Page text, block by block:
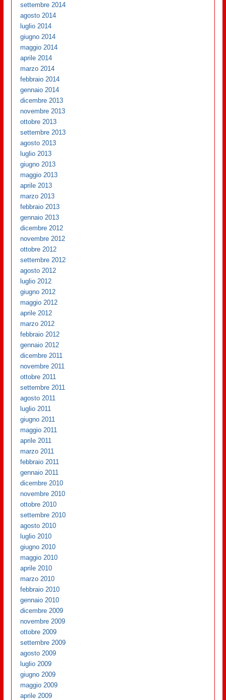
settembre 2014
agosto 2014
luglio 2014
giugno 2014
maggio 2014
aprile 2014
marzo 2014
febbraio 2014
gennaio 2014
dicembre 2013
novembre 2013
ottobre 2013
settembre 2013
agosto 2013
luglio 2013
giugno 2013
maggio 2013
aprile 2013
marzo 2013
febbraio 2013
gennaio 2013
dicembre 2012
novembre 2012
ottobre 2012
settembre 2012
agosto 2012
luglio 2012
giugno 2012
maggio 2012
aprile 2012
marzo 2012
febbraio 2012
gennaio 2012
dicembre 2011
novembre 2011
ottobre 2011
settembre 2011
agosto 2011
luglio 2011
giugno 2011
maggio 2011
aprile 2011
marzo 2011
febbraio 2011
gennaio 2011
dicembre 2010
novembre 2010
ottobre 2010
settembre 2010
agosto 2010
luglio 2010
giugno 2010
maggio 2010
aprile 2010
marzo 2010
febbraio 2010
gennaio 2010
dicembre 2009
novembre 2009
ottobre 2009
settembre 2009
agosto 2009
luglio 2009
giugno 2009
maggio 2009
aprile 2009